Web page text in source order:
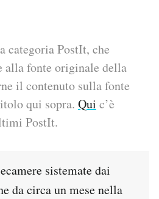
Mondiali calcio 2026
categoria PostIt, che
alla fonte originale della
il contenuto sulla fonte
qui sopra. Qui c’è
PostIt.
sistemate dai
da circa un mese nella